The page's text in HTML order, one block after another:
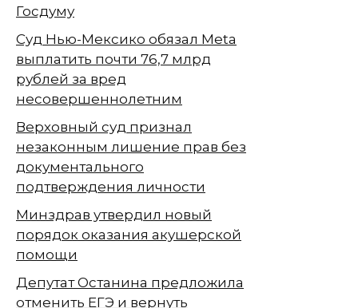
Госдуму
Суд Нью-Мексико обязал Meta
выплатить почти 76,7 млрд
рублей за вред
несовершеннолетним
Верховный суд признал
незаконным лишение прав без
документального
подтверждения личности
Минздрав утвердил новый
порядок оказания акушерской
помощи
Депутат Останина предложила
отменить ЕГЭ и вернуть